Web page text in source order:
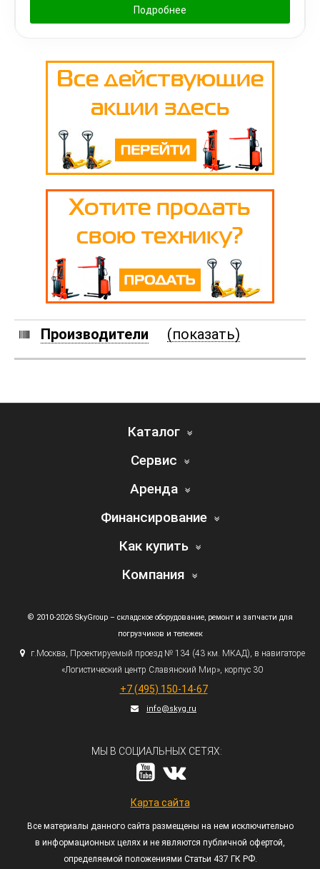
Подробнее
Производители (показать)
Каталог
Сервис
Аренда
Финансирование
Как купить
Компания
© 2010-2026 SkyGroup – складское оборудование, ремонт и запчасти для
погрузчиков и тележек
г.Москва, Проектируемый проезд № 134 (43км. МКАД), в навигаторе
«Логистический центр Славянский Мир», корпус 30
+7 (495) 150-14-67
info@skyg.ru
МЫ В СОЦИАЛЬНЫХ СЕТЯХ:
Карта сайта
Все материалы данного сайта размещены на нем исключительно
в информационных целях и не являются публичной офертой,
определяемой положениями Статьи 437 ГК РФ.